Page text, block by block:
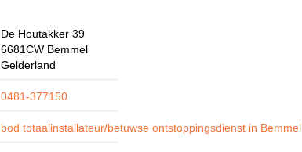
De Houtakker 39
6681CW Bemmel
Gelderland
0481-377150
bod totaalinstallateur/betuwse ontstoppingsdienst in Bemmel